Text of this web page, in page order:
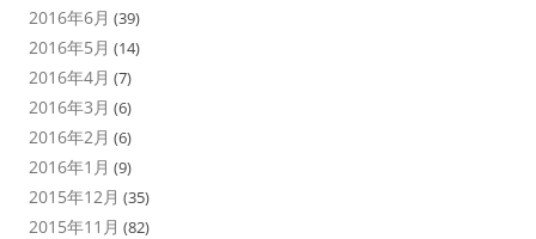
2016年6月 (39)
2016年5月 (14)
2016年4月 (7)
2016年3月 (6)
2016年2月 (6)
2016年1月 (9)
2015年12月 (35)
2015年11月 (82)